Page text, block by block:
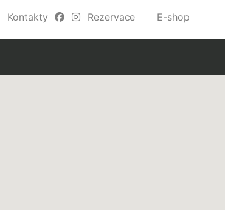
Kontakty Rezervace E-shop